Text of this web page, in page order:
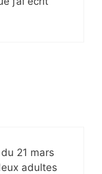
21 mars
adultes